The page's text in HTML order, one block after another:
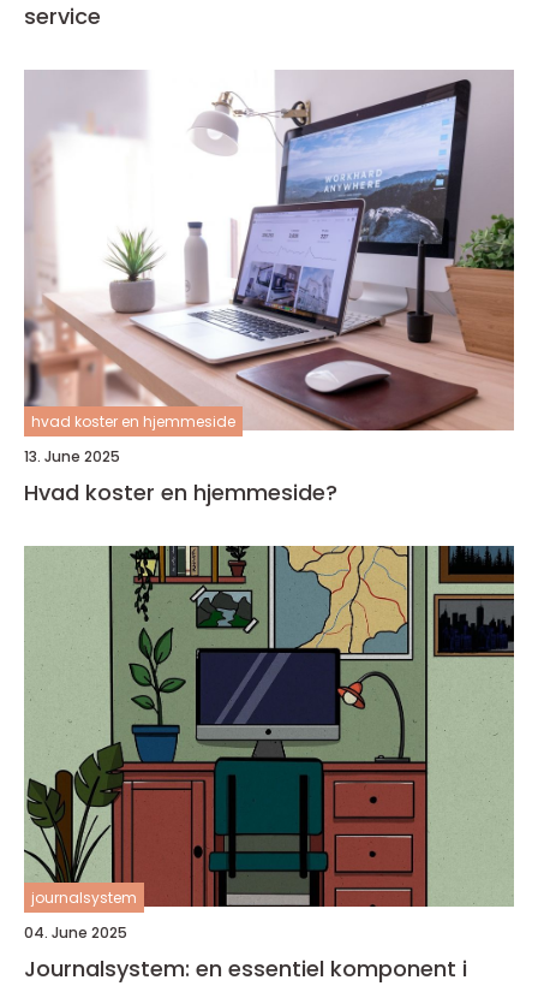
service
hvad koster en hjemmeside
13. June 2025
Hvad koster en hjemmeside?
journalsystem
04. June 2025
Journalsystem: en essentiel komponent i